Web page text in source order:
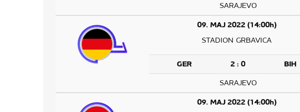
SARAJEVO
09. MAJ 2022 (14:00h)
STADION GRBAVICA
GER 2 : 0 BIH
SARAJEVO
09. MAJ 2022 (14:00h)